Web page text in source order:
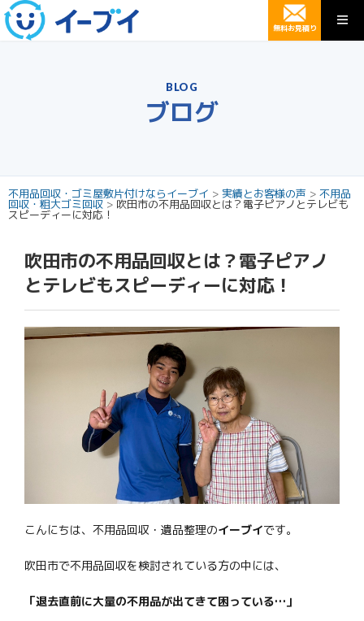
無料お見積り
BLOG
ブログ
不用品回収・ゴミ屋敷片付けならイーブイ > 実績とお客様の声 > 不用品
回収・粗大ゴミ回収 > 吹田市の不用品回収とは？電子ピアノとテレビも
スピーディーに対応！
吹田市の不用品回収とは？電子ピアノ
とテレビもスピーディーに対応！
こんにちは、不用品回収・遺品整理のイーブイです。
吹田市で不用品回収を検討されている方の中には、
「退去直前に大量の不用品が出てきて困っている…」